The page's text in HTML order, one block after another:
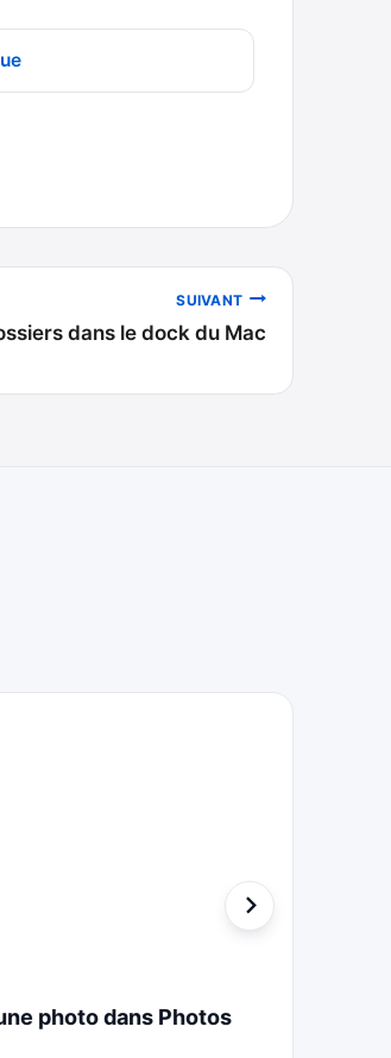
SUIVANT
dans le dock du Mac
photo dans Photos